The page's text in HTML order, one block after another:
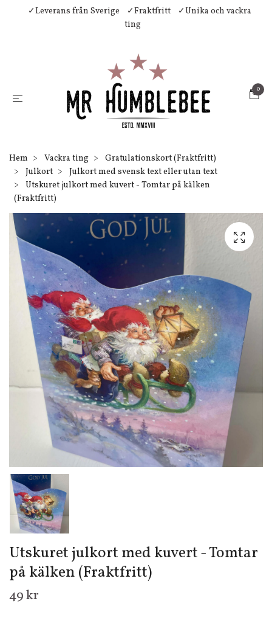
✓Leverans från Sverige ✓Fraktfritt
✓Unika och vackra
ting
0
Hem Vackra ting
Gratulationskort (Fraktfritt)
Julkort
Julkort med svensk text eller utan text
Utskuret julkort med kuvert - Tomtar på kälken
(Fraktfritt)
Utskuret julkort med kuvert - Tomtar
på kälken (Fraktfritt)
49 kr